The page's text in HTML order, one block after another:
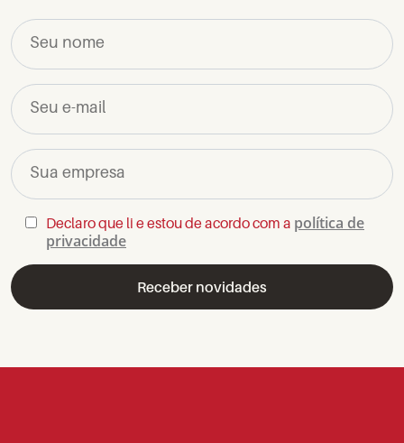
Seu nome
Seu e-mail
Sua empresa
Declaro que li e estou de acordo com a política de
privacidade